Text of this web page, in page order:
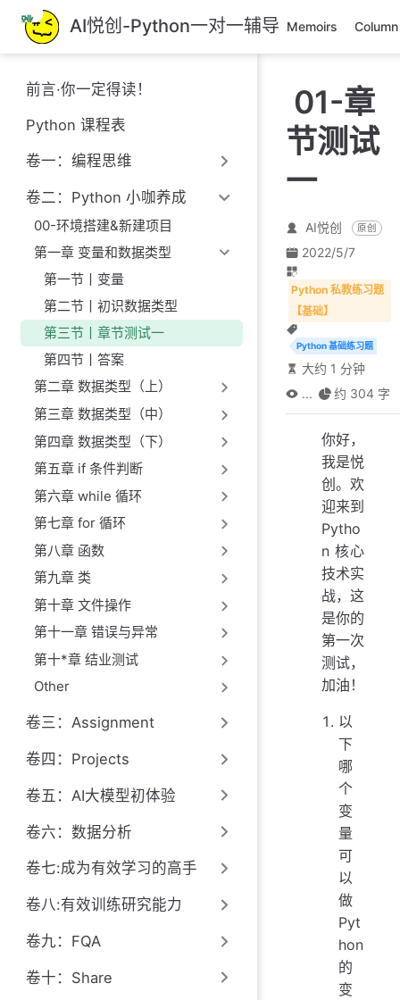
跳
至
主
要
內
AI悦创-Python一对一辅导 Memoirs Column
前言·你一定得读！
Python 课程表
卷一：编程思维
卷二：Python 小咖养成
00-环境搭建&新建项目
第一章 变量和数据类型
第一节丨变量
第二节丨初识数据类型
第三节丨章节测试一
第四节丨答案
第二章 数据类型（上）
第三章 数据类型（中）
第四章 数据类型（下）
第五章 if 条件判断
第六章 while 循环
第七章 for 循环
第八章 函数
第九章 类
第十章 文件操作
第十一章 错误与异常
第十*章 结业测试
Other
卷三：Assignment
卷四：Projects
卷五：AI大模型初体验
卷六：数据分析
卷七:成为有效学习的高手
卷八:有效训练研究能力
卷九：FQA
卷十：Share
01-章
节测试
一
AI悦创 原创
2022/5/7
Python 私教练习题
【基础】
Python 基础练习题
大约 1 分钟
...
约 304 字
你好，
我是悦
创。欢
迎来到
Pytho
n 核心
技术实
战，这
是你的
第一次
测试，
加油！
以
下
哪
个
变
量
可
以
做
Pyt
hon
的
变